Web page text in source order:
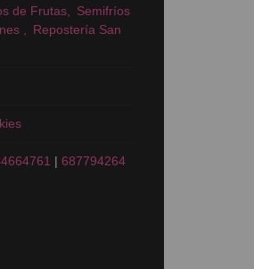
de Frutas
Semifríos
Repostería San
| 687794264